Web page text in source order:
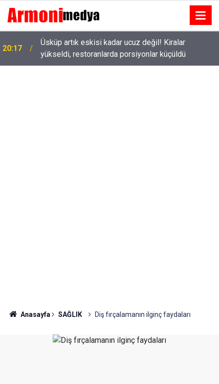
20:17
Üsküp artık eskisi kadar ucuz değil! Kiralar
yükseldi, restoranlarda porsiyonlar küçüldü
18:53
Tolga Sarıtaş veda ediyor mu? Yeni sezon kararı
belli oldu
Anasayfa SAĞLIK Diş fırçalamanın ilginç faydaları